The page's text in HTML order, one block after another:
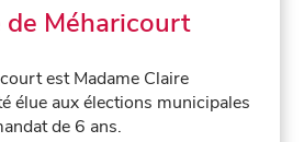
de Méharicourt
est Madame Claire
élue aux élections municipales
de 6 ans.